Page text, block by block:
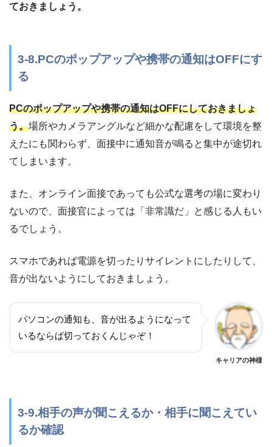
ておきましょう。
3-8.PCのポップアップや携帯の通知はOFFにす
る
PCのポップアップや携帯の通知はOFFにしておきましょ
う。場所やカメラアングルなど細かな配慮をして環境を整
えたにも関わらず、面接中に通知音が鳴ると集中が途切れ
てしまいます。
また、オンライン面接であっても公式な選考の場に変わり
ないので、面接官によっては「非常識だ」と感じる人もい
るでしょう。
スマホであれば電源を切ったりサイレントにしたりして、
音が出ないようにしておきましょう。
パソコンの通知も、音が出るようになって
いるならば切っておくんじゃぞ！
キャリアの神様
3-9.相手の声が聞こえるか・相手に聞こえてい
るか確認